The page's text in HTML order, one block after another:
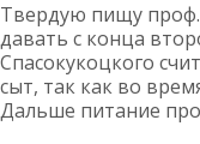
Твердую пищу
давать с конца
Спасокукоцкого
сыт, так как во
Дальше питание